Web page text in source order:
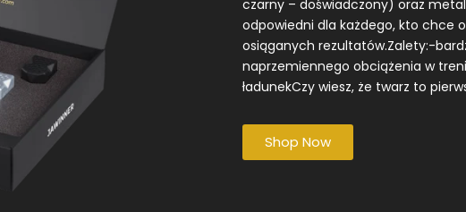
czarny – doświadczony) oraz
odpowiedni dla każdego, kto chce
osiąganych rezultatów.Zalety:-
naprzemiennego obciążenia w
ładunekCzy wiesz, że twarz to
Shop Now